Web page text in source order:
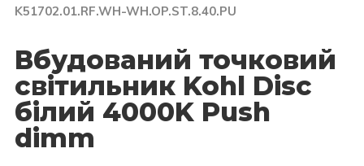
K51702.01.RF.WH-WH.OP.ST.8.40.PU
Вбудований точковий
світильник Kohl Disc
білий 4000K Push
dimm